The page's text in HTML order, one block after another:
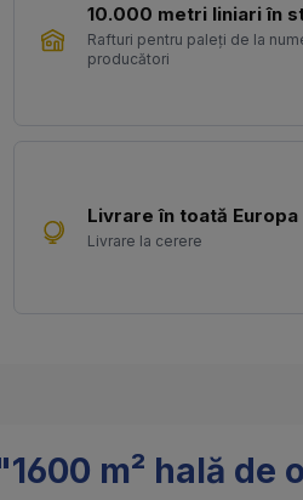
10.000 metri liniari în
Rafturi pentru paleți de la
producători
Livrare în toată Europa
Livrare la cerere
m² hală